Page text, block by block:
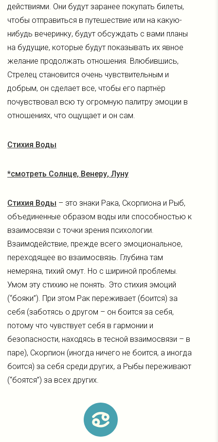
действиями. Они будут заранее покупать билеты,
чтобы отправиться в путешествие или на какую-
нибудь вечеринку, будут обсуждать с вами планы
на будущие, которые будут показывать их явное
желание продолжать отношения. Влюбившись,
Стрелец становится очень чувствительным и
добрым, он сделает все, чтобы его партнёр
почувствовал всю ту огромную палитру эмоции в
отношениях, что ощущает и он сам.
Стихия Воды
*смотреть Солнце, Венеру, Луну
Стихия Воды – это знаки Рака, Скорпиона и Рыб,
объединенные образом воды или способностью к
взаимосвязи с точки зрения психологии.
Взаимодействие, прежде всего эмоциональное,
переходящее во взаимосвязь. Глубина там
немеряна, тихий омут. Но с шириной проблемы.
Умом эту стихию не понять. Это стихия эмоций
(“бояки”). При этом Рак переживает (боится) за
себя (заботясь о другом – он боится за себя,
потому что чувствует себя в гармонии и
безопасности, находясь в тесной взаимосвязи – в
паре), Скорпион (иногда ничего не боится, а иногда
боится) за себя среди других, а Рыбы переживают
(“боятся”) за всех других.